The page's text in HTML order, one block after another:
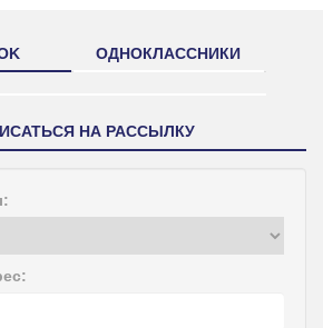
ОДНОКЛАССНИКИ
НА РАССЫЛКУ